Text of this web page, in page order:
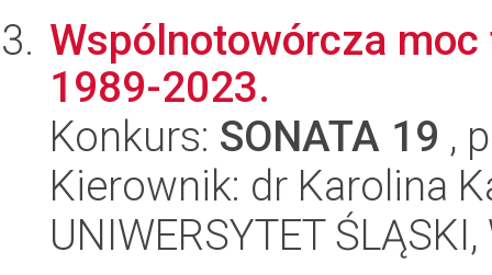
Wspólnotowórcza
1989-2023.
Konkurs: SONATA 19 ,
Kierownik: dr Karolina
UNIWERSYTET